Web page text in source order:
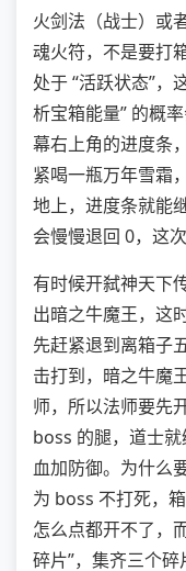
火剑法（战士）或
魂火符，不是要打
处于 “活跃状态”，
析宝箱能量” 的概
幕右上角的进度条
紧喝一瓶万年雪霜
地上，进度条就能
会慢慢退回 0，这
有时候开弑神天下
出暗之牛魔王，这
先赶紧退到离箱子
击打到，暗之牛魔
师，所以法师要先
boss 的腿，道士
血加防御。为什么
为 boss 不打死，
怎么点都开不了，
碎片”，集齐三个